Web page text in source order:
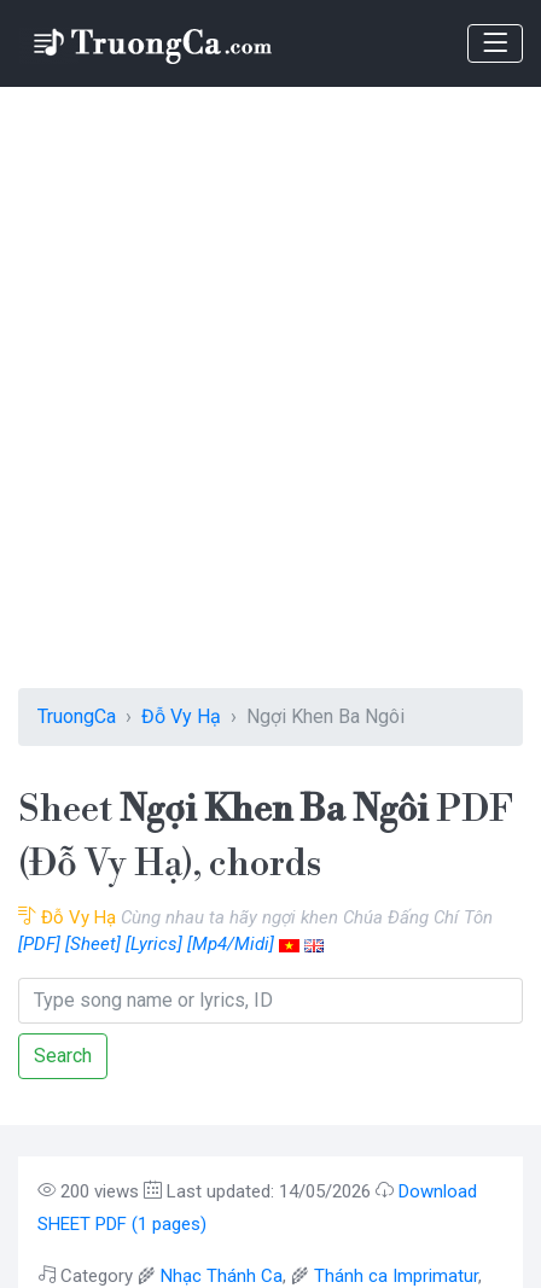
TruongCa Đỗ Vy Hạ Ngợi Khen Ba Ngôi
SheetNgợi Khen Ba NgôiPDF
(Đỗ Vy Hạ), chords
Đỗ Vy Hạ Cùng nhau ta hãy ngợi khen Chúa Đấng Chí Tôn
[PDF] [Sheet] [Lyrics] [Mp4/Midi]
Search
200 views Last updated: 14/05/2026
Download
SHEET PDF (1 pages)
Category 🌾 Nhạc Thánh Ca, 🌾 Thánh ca Imprimatur,